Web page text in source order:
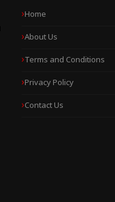
Home
About Us
Terms and Conditions
Privacy Policy
Contact Us